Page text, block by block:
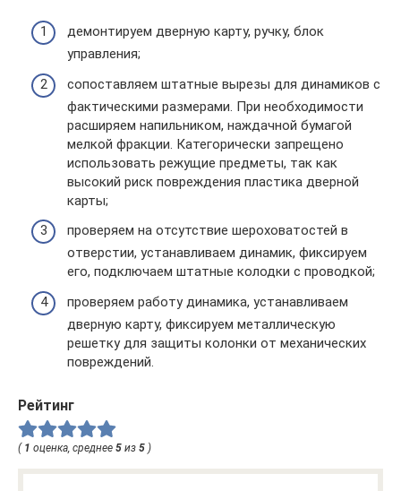
демонтируем дверную карту, ручку, блок
управления;
сопоставляем штатные вырезы для динамиков с
фактическими размерами. При необходимости
расширяем напильником, наждачной бумагой
мелкой фракции. Категорически запрещено
использовать режущие предметы, так как
высокий риск повреждения пластика дверной
карты;
проверяем на отсутствие шероховатостей в
отверстии, устанавливаем динамик, фиксируем
его, подключаем штатные колодки с проводкой;
проверяем работу динамика, устанавливаем
дверную карту, фиксируем металлическую
решетку для защиты колонки от механических
повреждений.
Рейтинг
( 1 оценка, среднее 5 из 5 )